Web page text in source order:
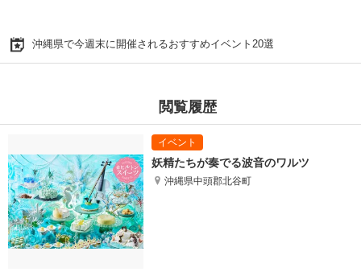
沖縄県で今週末に開催されるおすすめイベント20選
閲覧履歴
妖精たちが奏でる波音のワルツ
沖縄県中頭郡北谷町